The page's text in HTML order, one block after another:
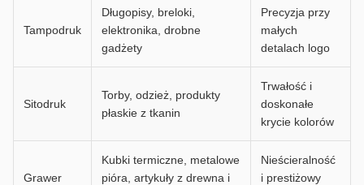
Tampodruk
Długopisy, breloki,
elektronika, drobne
gadżety
Precyzja przy
małych
detalach logo
Sitodruk
Torby, odzież, produkty
płaskie z tkanin
Trwałość i
doskonałe
krycie kolorów
Grawer
Kubki termiczne, metalowe
pióra, artykuły z drewna i
Nieścieralność
i prestiżowy